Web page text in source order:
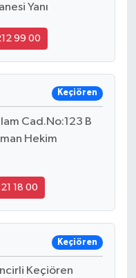
Yanı
99 00
Keçiören
Cad.No:123 B
Hekim
18 00
Keçiören
Keçiören